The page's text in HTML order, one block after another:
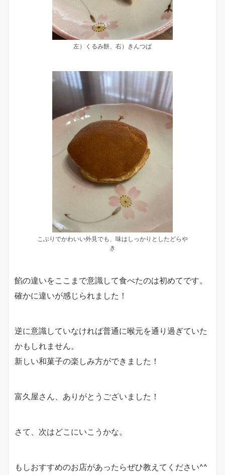
左）くるみ餅、右）きんつば
こぶりでかわいい外見でも、味はしっかりとしたどらや
き
餡の違いをここまで意識して食べたのは初めてです。
確かに違いが感じられました！
逆に意識していなければ普通に喉元を通り過ぎていた
かもしれません。
新しい和菓子の楽しみ方ができました！
富久屋さん、ありがとうございました！
さて、次はどこにいこうかな。
もしおすすめのお店があったらぜひ教えてください^^